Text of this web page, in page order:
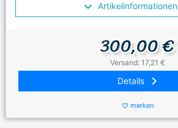
Artikelinformationen
300,00 €
Versand: 17,21 €
Details keyboard_arrow_right
favorite_border merken